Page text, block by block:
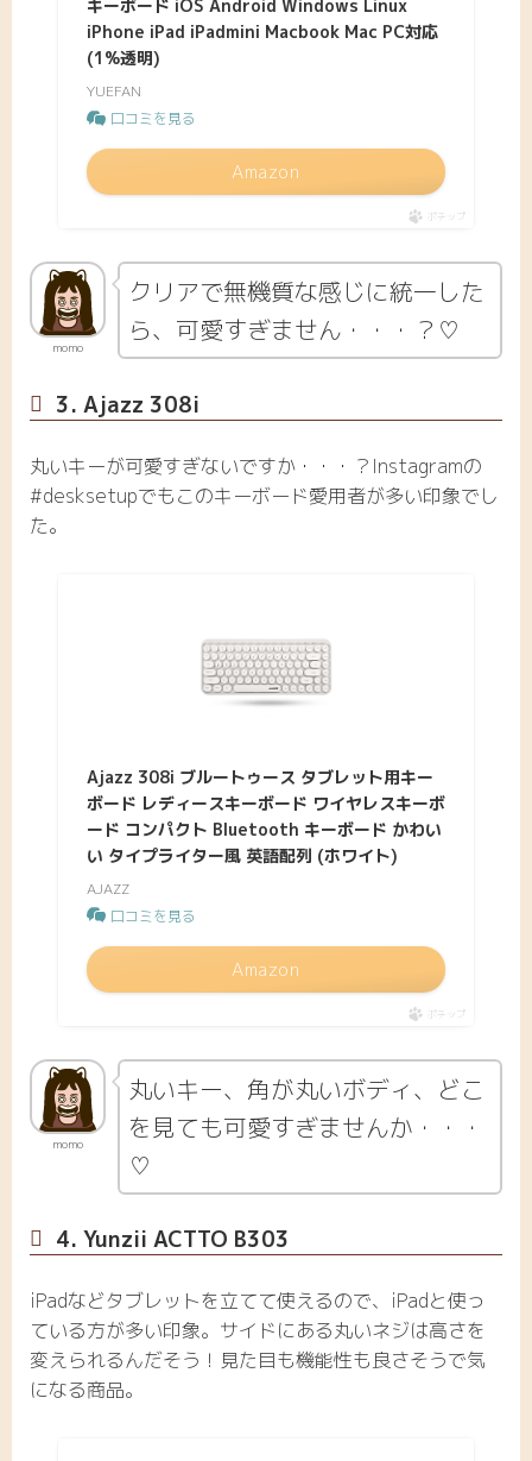
キーボード iOS Android Windows Linux
iPhone iPad iPadmini Macbook Mac PC対応
(1%透明)
YUEFAN
口コミを見る
Amazon
ポチップ
momo
クリアで無機質な感じに統一した
ら、可愛すぎません・・・？♡
3. Ajazz 308i
丸いキーが可愛すぎないですか・・・？Instagramの
#desksetupでもこのキーボード愛用者が多い印象でし
た。
Ajazz 308i ブルートゥース タブレット用キー
ボード レディースキーボード ワイヤレスキーボ
ード コンパクト Bluetooth キーボード かわい
い タイプライター風 英語配列 (ホワイト)
AJAZZ
口コミを見る
Amazon
ポチップ
momo
丸いキー、角が丸いボディ、どこ
を見ても可愛すぎませんか・・・
♡
4. Yunzii ACTTO B303
iPadなどタブレットを立てて使えるので、iPadと使っ
ている方が多い印象。サイドにある丸いネジは高さを
変えられるんだそう！見た目も機能性も良さそうで気
になる商品。